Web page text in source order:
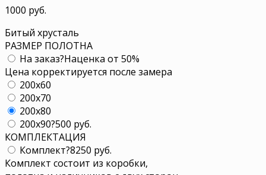
1000 руб.
Битый хрусталь
РАЗМЕР ПОЛОТНА
На заказ?Наценка от 50%
Цена корректируется после замера
200x60
200x70
200x80
200x90?500 руб.
КОМПЛЕКТАЦИЯ
Комплект?8250 руб.
Комплект состоит из коробки,